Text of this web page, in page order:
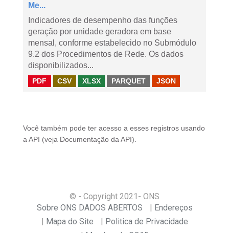
Me...
Indicadores de desempenho das funções
geração por unidade geradora em base
mensal, conforme estabelecido no Submódulo
9.2 dos Procedimentos de Rede. Os dados
disponibilizados...
PDF CSV XLSX PARQUET JSON
Você também pode ter acesso a esses registros usando
a API (veja Documentação da API ).
© - Copyright 2021 - ONS
Sobre ONS DADOS ABERTOS
Endereços
Mapa do Site
Politica de Privacidade